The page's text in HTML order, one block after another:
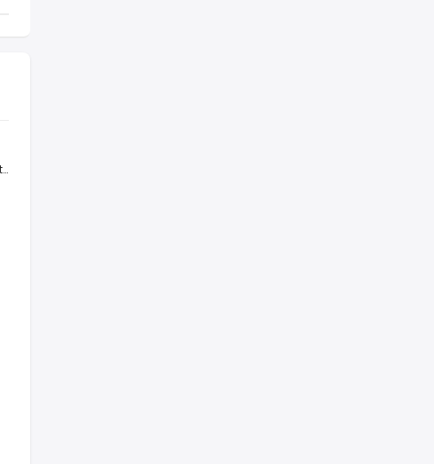
Gesamte Steuer